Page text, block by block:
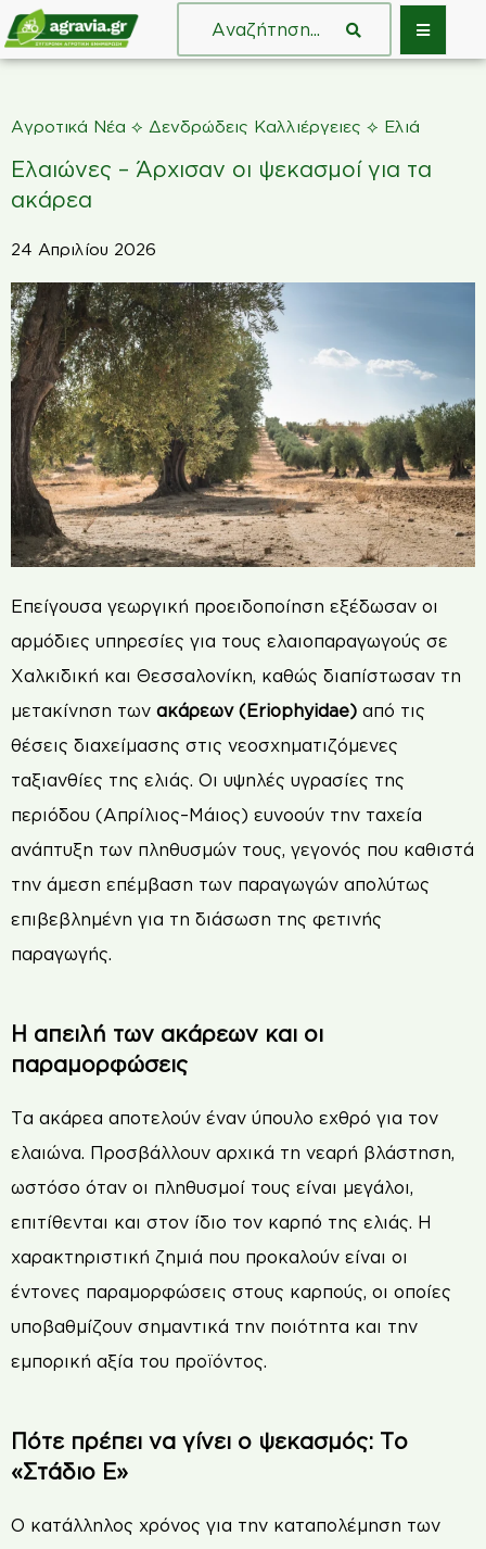
Αγροτικά Νέα ⟡ Δενδρώδεις Καλλιέργειες ⟡ Ελιά
Ελαιώνες – Άρχισαν οι ψεκασμοί για τα
ακάρεα
24 Απριλίου 2026
Επείγουσα γεωργική προειδοποίηση εξέδωσαν οι
αρμόδιες υπηρεσίες για τους ελαιοπαραγωγούς σε
Χαλκιδική και Θεσσαλονίκη, καθώς διαπίστωσαν τη
μετακίνηση των ακάρεων (Eriophyidae) από τις
θέσεις διαχείμασης στις νεοσχηματιζόμενες
ταξιανθίες της ελιάς. Οι υψηλές υγρασίες της
περιόδου (Απρίλιος–Μάιος) ευνοούν την ταχεία
ανάπτυξη των πληθυσμών τους, γεγονός που καθιστά
την άμεση επέμβαση των παραγωγών απολύτως
επιβεβλημένη για τη διάσωση της φετινής
παραγωγής.
Η απειλή των ακάρεων και οι
παραμορφώσεις
Τα ακάρεα αποτελούν έναν ύπουλο εχθρό για τον
ελαιώνα. Προσβάλλουν αρχικά τη νεαρή βλάστηση,
ωστόσο όταν οι πληθυσμοί τους είναι μεγάλοι,
επιτίθενται και στον ίδιο τον καρπό της ελιάς. Η
χαρακτηριστική ζημιά που προκαλούν είναι οι
έντονες παραμορφώσεις στους καρπούς, οι οποίες
υποβαθμίζουν σημαντικά την ποιότητα και την
εμπορική αξία του προϊόντος.
Πότε πρέπει να γίνει ο ψεκασμός: Το
«Στάδιο Ε»
Ο κατάλληλος χρόνος για την καταπολέμηση των